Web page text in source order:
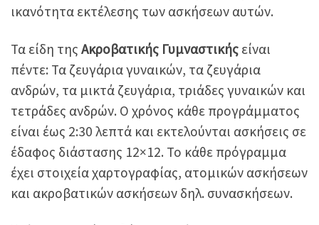
ικανότητα εκτέλεσης των ασκήσεων αυτών.
Τα είδη της Ακροβατικής Γυμναστικής είναι
πέντε: Τα ζευγάρια γυναικών, τα ζευγάρια
ανδρών, τα μικτά ζευγάρια, τριάδες γυναικών και
τετράδες ανδρών. Ο χρόνος κάθε προγράμματος
είναι έως 2:30 λεπτά και εκτελούνται ασκήσεις σε
έδαφος διάστασης 12×12. Το κάθε πρόγραμμα
έχει στοιχεία χαρτογραφίας, ατομικών ασκήσεων
και ακροβατικών ασκήσεων δηλ. συνασκήσεων.